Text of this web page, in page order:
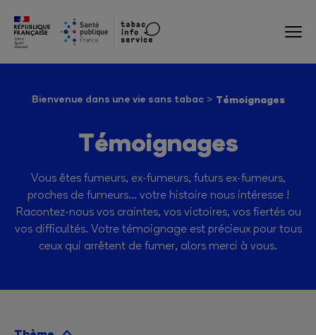
Bienvenue dans une vie sans tabac Témoignages
Témoignages
Vous êtes fumeurs, ex-fumeurs, futurs ex-fumeurs,
proches de fumeurs… votre histoire nous intéresse !
Racontez-nous vos craintes, vos victoires, vos fiertés ou
vos difficultés. Votre témoignage est précieux pour tous
ceux qui arrêtent de fumer, alors merci à vous.